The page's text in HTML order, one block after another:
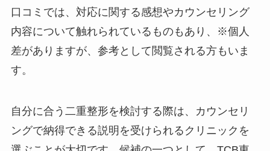
口コミでは、対応に関する感想やカウンセリング
内容について触れられているものもあり、※個人
差がありますが、参考として閲覧される方もいま
す。
自分に合う二重整形を検討する際は、カウンセリ
ングで納得できる説明を受けられるクリニックを